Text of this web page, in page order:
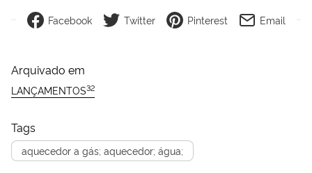
Facebook Twitter Pinterest Email
Arquivado em
LANÇAMENTOS32
Tags
aquecedor a gás; aquecedor; água;